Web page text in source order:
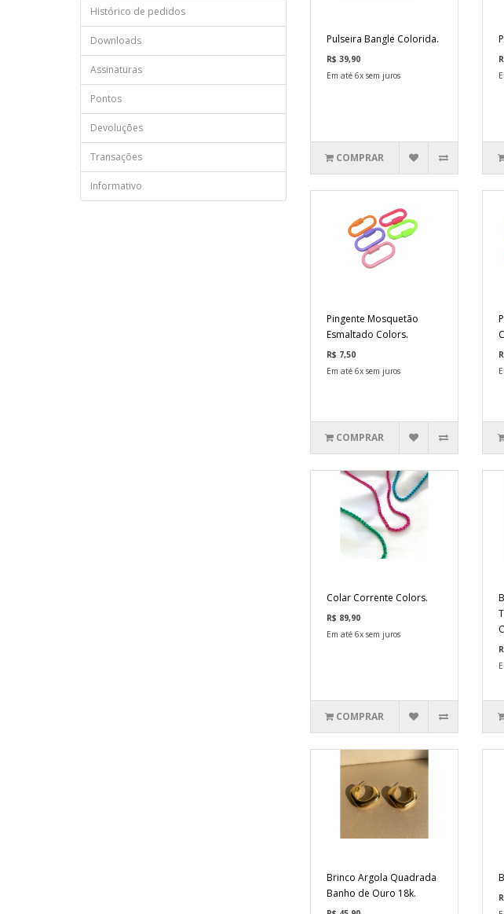
Histórico de pedidos
Downloads
Assinaturas
Pontos
Devoluções
Transações
Informativo
Pulseira Bangle Colorida.
R$ 39,90
Em até 6x sem juros
COMPRAR
Pingente Mosquetão
Esmaltado Colors.
R$ 7,50
Em até 6x sem juros
COMPRAR
Colar Corrente Colors.
R$ 89,90
Em até 6x sem juros
COMPRAR
Brinco Argola Quadrada
Banho de Ouro 18k.